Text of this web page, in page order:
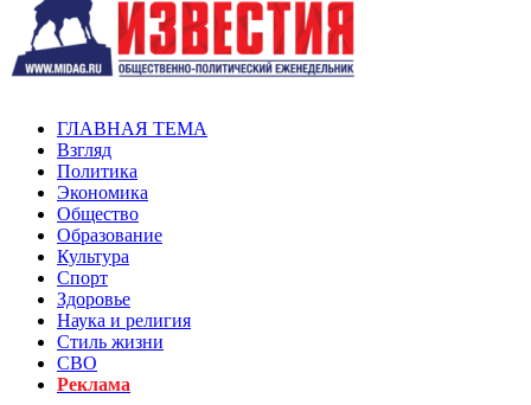
ГЛАВНАЯ ТЕМА
Взгляд
Политика
Экономика
Общество
Образование
Культура
Спорт
Здоровье
Наука и религия
Стиль жизни
СВО
Реклама